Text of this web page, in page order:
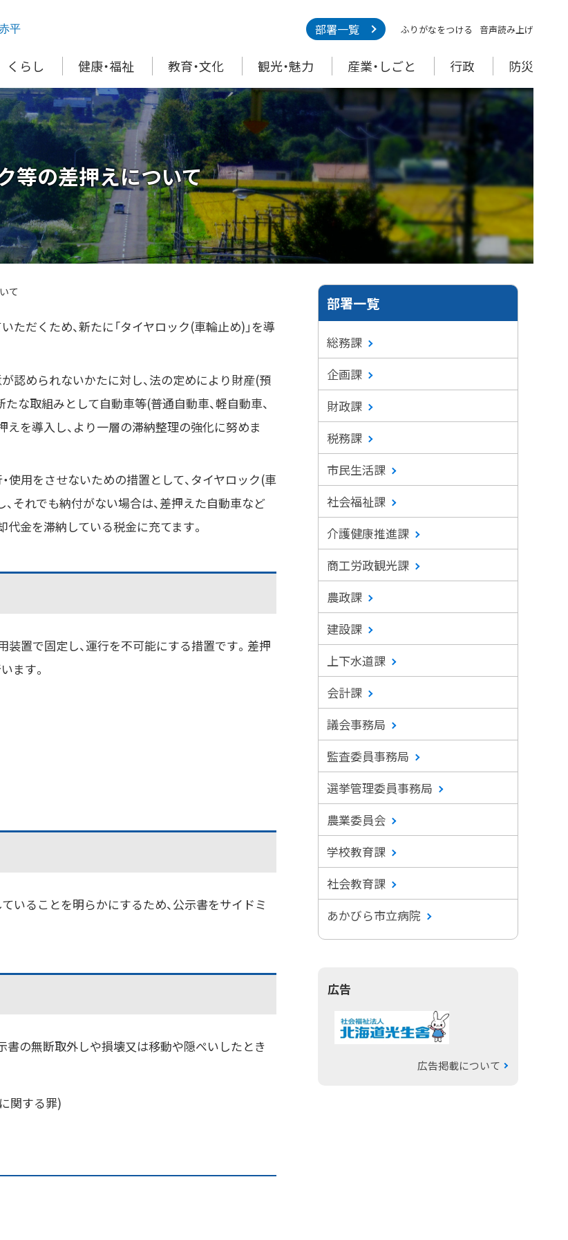
平 部署一覧 ふりがなをつける 音声読み上げ
くらし 健康・福祉 教育・文化 観光・魅力 産業・しごと 行政 防災
等の差押えについて
て
だくため、新たに「タイヤロック(車輪止め)」を導
認められないかたに対し、法の定めにより財産(預
な取組みとして自動車等(普通自動車、軽自動車、
を導入し、より一層の滞納整理の強化に努めま
使用をさせないための措置として、タイヤロック(車
それでも納付がない場合は、差押えた自動車など
代金を滞納している税金に充てます。
置で固定し、運行を不可能にする措置です。差押
ます。
いることを明らかにするため、公示書をサイドミ
の無断取外しや損壊又は移動や隠ぺいしたとき
関する罪)
部署一覧
総務課
企画課
財政課
税務課
市民生活課
社会福祉課
介護健康推進課
商工労政観光課
農政課
建設課
上下水道課
会計課
議会事務局
監査委員事務局
選挙管理委員事務局
農業委員会
学校教育課
社会教育課
あかびら市立病院
広告
広告掲載について